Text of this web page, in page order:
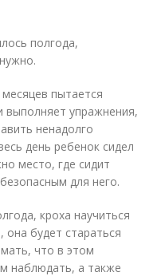
полгода,
пытается
выполняет упражнения,
ненадолго
день ребенок сидел
место, где сидит
для него.
кроха научиться
она будет стараться
что в этом
наблюдать, а также